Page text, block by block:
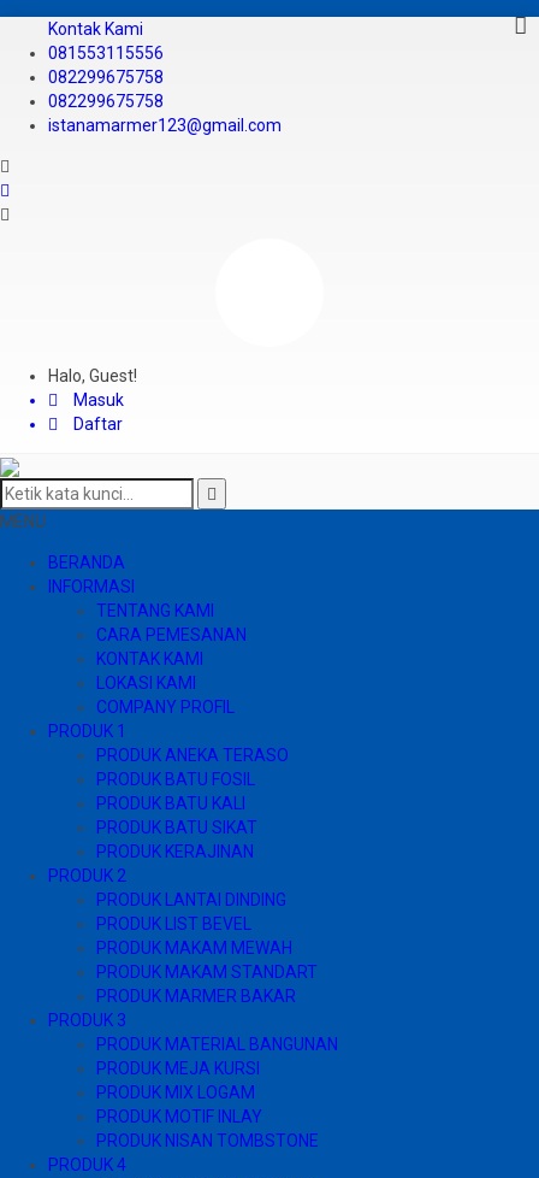
Kontak Kami
081553115556
082299675758
082299675758
istanamarmer123@gmail.com
Halo, Guest!
Masuk
Daftar
MENU
BERANDA
INFORMASI
TENTANG KAMI
CARA PEMESANAN
KONTAK KAMI
LOKASI KAMI
COMPANY PROFIL
PRODUK 1
PRODUK ANEKA TERASO
PRODUK BATU FOSIL
PRODUK BATU KALI
PRODUK BATU SIKAT
PRODUK KERAJINAN
PRODUK 2
PRODUK LANTAI DINDING
PRODUK LIST BEVEL
PRODUK MAKAM MEWAH
PRODUK MAKAM STANDART
PRODUK MARMER BAKAR
PRODUK 3
PRODUK MATERIAL BANGUNAN
PRODUK MEJA KURSI
PRODUK MIX LOGAM
PRODUK MOTIF INLAY
PRODUK NISAN TOMBSTONE
PRODUK 4